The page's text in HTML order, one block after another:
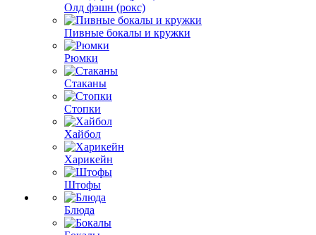
Олд фэшн (рокс)
Пивные бокалы и кружки
Рюмки
Стаканы
Стопки
Хайбол
Харикейн
Штофы
Блюда